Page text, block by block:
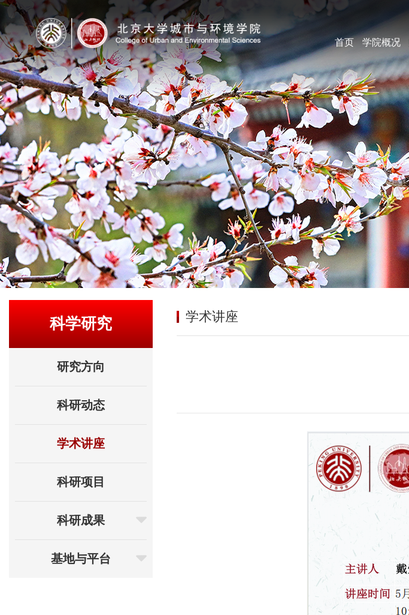
首页 学院概况
科学研究
研究方向
科研动态
学术讲座
科研项目
科研成果
基地与平台
学术讲座